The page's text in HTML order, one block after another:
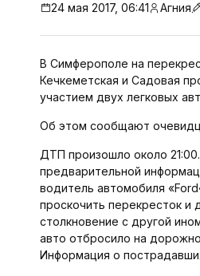
24 мая 2017, 06:41 Агния
В Симферополе на
Кечкеметская и Садовая
участием двух легковых
Об этом сообщают
ДТП произошло около
предварительной
водитель автомобиля
проскочить перекресток и
столкновение с другой
авто отбросило на
Информация о